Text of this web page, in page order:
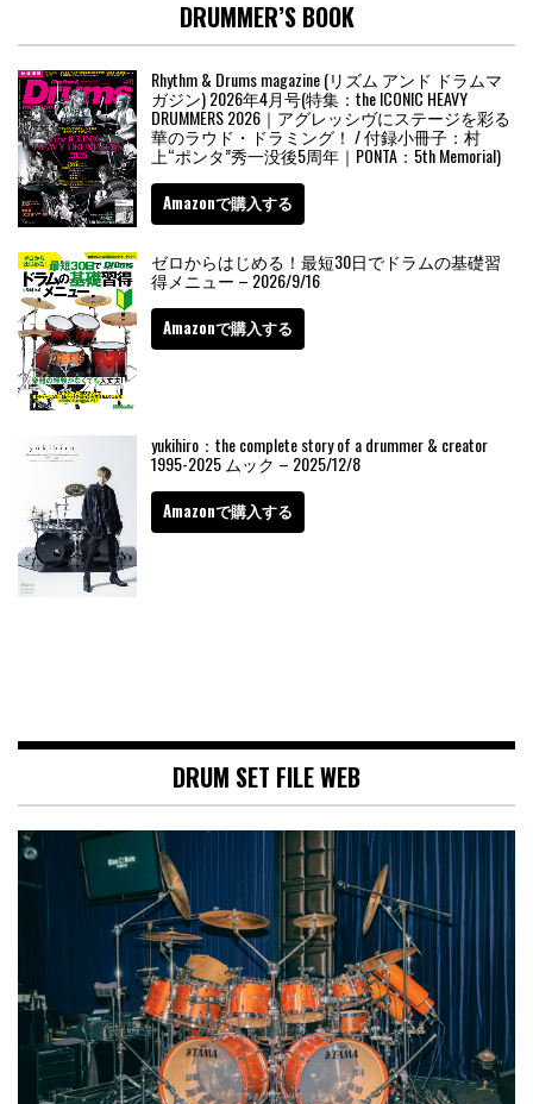
DRUMMER’S BOOK
Rhythm & Drums magazine (リズム アンド ドラムマ
ガジン) 2026年4月号(特集：the ICONIC HEAVY
DRUMMERS 2026｜アグレッシヴにステージを彩る
華のラウド・ドラミング！ / 付録小冊子：村
上“ポンタ”秀一没後5周年｜PONTA：5th Memorial)
Amazonで購入する
ゼロからはじめる！最短30日でドラムの基礎習
得メニュー – 2026/9/16
Amazonで購入する
yukihiro：the complete story of a drummer & creator
1995-2025 ムック – 2025/12/8
Amazonで購入する
DRUM SET FILE WEB